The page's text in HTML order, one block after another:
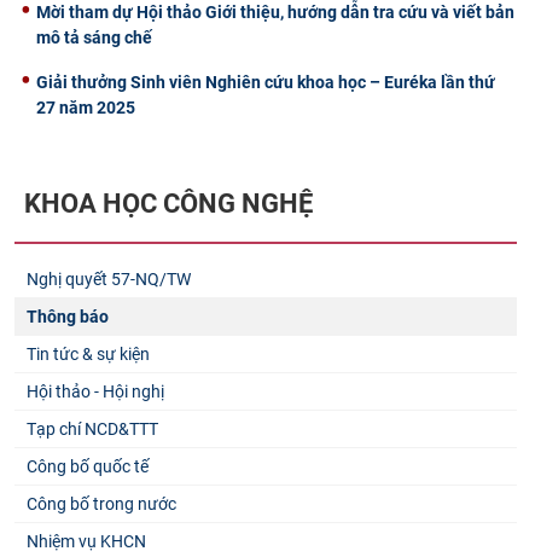
Mời tham dự Hội thảo Giới thiệu, hướng dẫn tra cứu và viết bản
mô tả sáng chế
Giải thưởng Sinh viên Nghiên cứu khoa học – Euréka lần thứ
27 năm 2025
KHOA HỌC CÔNG NGHỆ
Nghị quyết 57-NQ/TW
Thông báo
Tin tức & sự kiện
Hội thảo - Hội nghị
Tạp chí NCD&TTT
Công bố quốc tế
Công bố trong nước
Nhiệm vụ KHCN